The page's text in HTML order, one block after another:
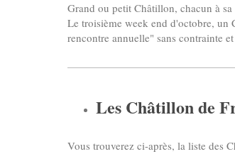
Grand ou petit Châtillon, chacun à
Le troisième week end d'octobre,
rencontre annuelle" sans contrainte
Les Châtillon de
Vous trouverez ci-après, la liste des